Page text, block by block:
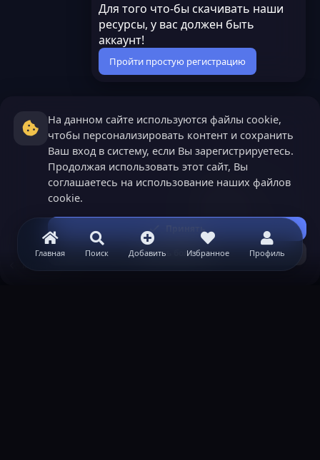
Главная Поиск Добавить Избранное Профиль
Для того что-бы скачивать наши
ресурсы, у вас должен быть
аккаунт!
Пройти простую регистрацию
На данном сайте используются файлы cookie,
чтобы персонализировать контент и сохранить
Ваш вход в систему, если Вы зарегистрируетесь.
Продолжая использовать этот сайт, Вы
соглашаетесь на использование наших файлов
cookie.
Принять
Узнать больше...